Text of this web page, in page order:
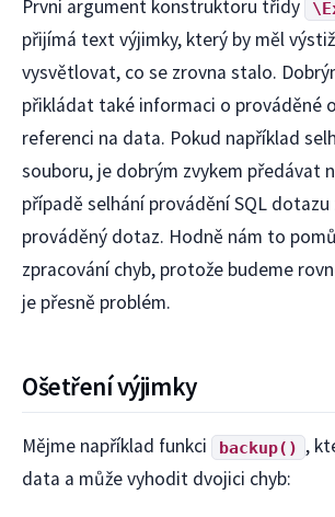
První argument konstruktoru třídy
přijímá text výjimky, který by měl
vysvětlovat, co se zrovna stalo.
přikládat také informaci o prováděné
referenci na data. Pokud například
souboru, je dobrým zvykem předávat
případě selhání provádění SQL
prováděný dotaz. Hodně nám to
zpracování chyb, protože budeme
je přesně problém.
Ošetření výjimky
Mějme například funkci backup() ,
data a může vyhodit dvojici chyb: